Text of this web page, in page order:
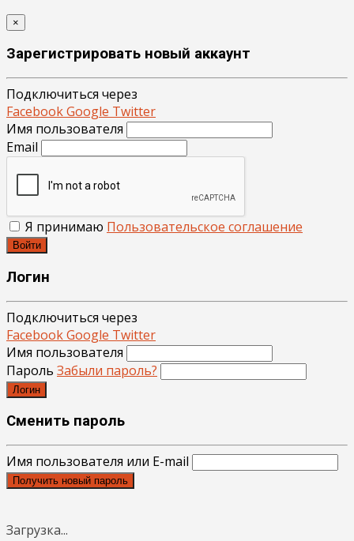
×
Зарегистрировать новый аккаунт
Подключиться через
FacebookGoogle Twitter
Имя пользователя
Email
Я принимаю Пользовательское соглашение
Войти
Логин
Подключиться через
FacebookGoogle Twitter
Имя пользователя
Пароль Забыли пароль?
Логин
Сменить пароль
Имя пользователя или E-mail
Получить новый пароль
Загрузка...